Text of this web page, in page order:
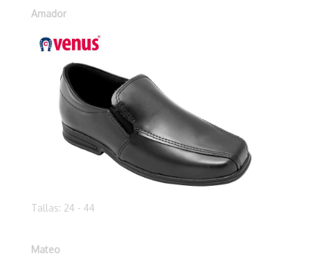
Amador
Tallas: 24 - 44
Mateo